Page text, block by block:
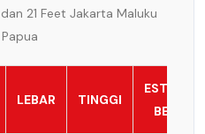
LEBAR TINGGI
ESTIMASI
BEBAN